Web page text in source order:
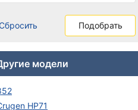
Подобрать
модели
HP71